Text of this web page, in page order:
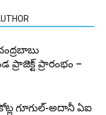
ప్రారంభం –
గూగుల్-అదానీ ఏఐ